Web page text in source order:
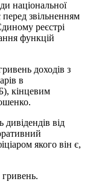
національної
звільненням
реєстрі
функцій
доходів з
в
кінцевим
від
якого він є,